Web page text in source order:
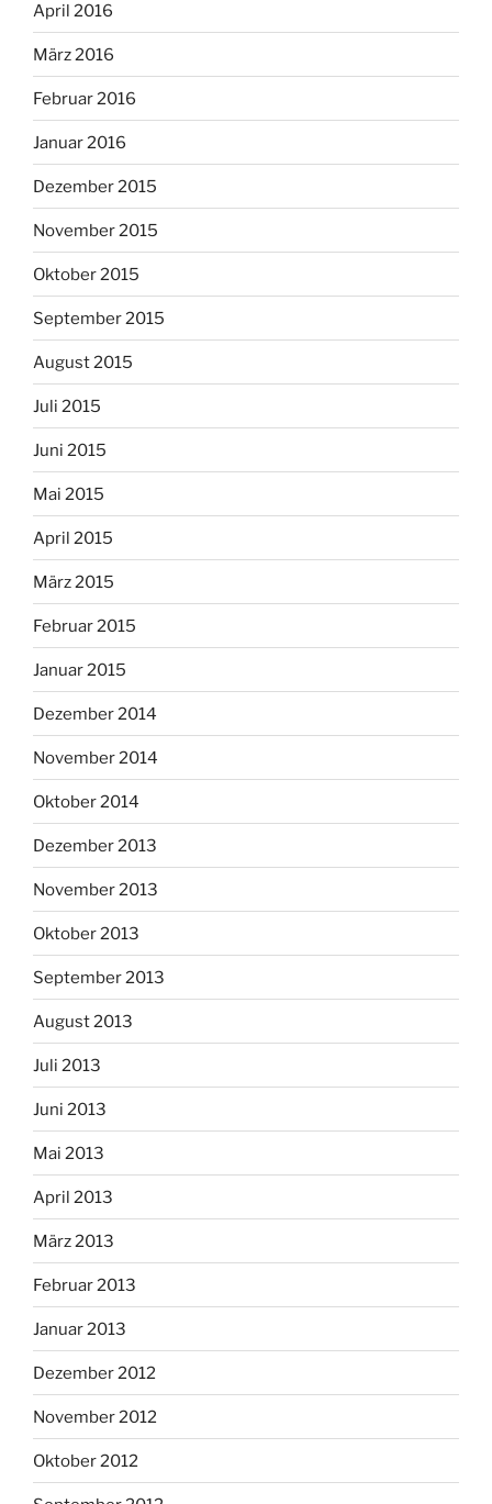
April 2016
März 2016
Februar 2016
Januar 2016
Dezember 2015
November 2015
Oktober 2015
September 2015
August 2015
Juli 2015
Juni 2015
Mai 2015
April 2015
März 2015
Februar 2015
Januar 2015
Dezember 2014
November 2014
Oktober 2014
Dezember 2013
November 2013
Oktober 2013
September 2013
August 2013
Juli 2013
Juni 2013
Mai 2013
April 2013
März 2013
Februar 2013
Januar 2013
Dezember 2012
November 2012
Oktober 2012